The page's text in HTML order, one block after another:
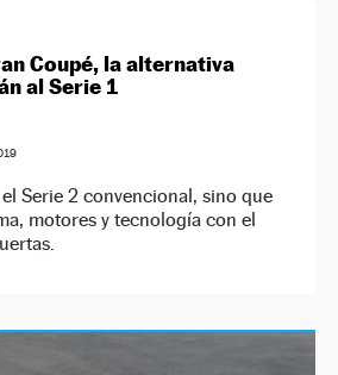
Coupé, la alternativa
al Serie 1
Serie 2 convencional, sino que
motores y tecnología con el